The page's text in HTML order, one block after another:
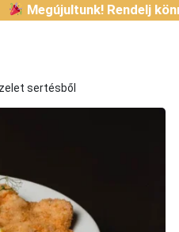
Megújultunk! Rendelj
sertésből